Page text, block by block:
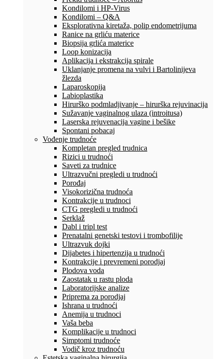
Kondilomi i HP-Virus
Kondilomi – Q&A
Eksplorativna kiretaža, polip endometrijuma
Ranice na grliću materice
Biopsija grlića materice
Loop konizacija
Aplikacija i ekstrakcija spirale
Uklanjanje promena na vulvi i Bartolinijeva
žlezda
Laparoskopija
Labioplastika
Hirurško podmladjivanje – hirurška rejuvinacija
Sužavanje vaginalnog ulaza (introitusa)
Laserska rejuvenacija vagine i bešike
Spontani pobacaj
Vođenje trudnoće
Kompletan pregled trudnica
Rizici u trudnoći
Saveti za trudnice
Ultrazvučni pregledi u trudnoći
Porođaj
Visokorizična trudnoća
Kontrakcije u trudnoci
CTG pregledi u trudnoći
Serklaž
Dabl i tripl test
Prenatalni genetski testovi i trombofilije
Ultrazvuk dojki
Dijabetes i hipertenzija u trudnoći
Kontrakcije i prevremeni porodjaj
Plodova voda
Zaostatak u rastu ploda
Laboratorijske analize
Priprema za porodjaj
Ishrana u trudnoći
Anemija u trudnoci
Vaša beba
Komplikacije u trudnoci
Simptomi trudnoće
Vodič kroz trudnoću